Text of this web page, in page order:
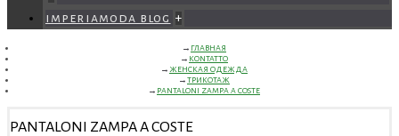
imperiamoda blog +
ГЛАВНАЯ
KONTATTO
ЖЕНСКАЯ ОДЕЖДА
ТРИКОТАЖ
PANTALONI ZAMPA A COSTE
PANTALONI ZAMPA A COSTE